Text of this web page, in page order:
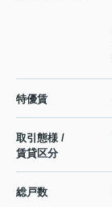
特優賃
取引態様 /
賃貸区分
総戸数